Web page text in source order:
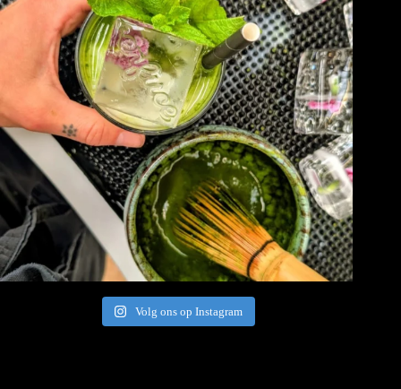
Volg ons op Instagram